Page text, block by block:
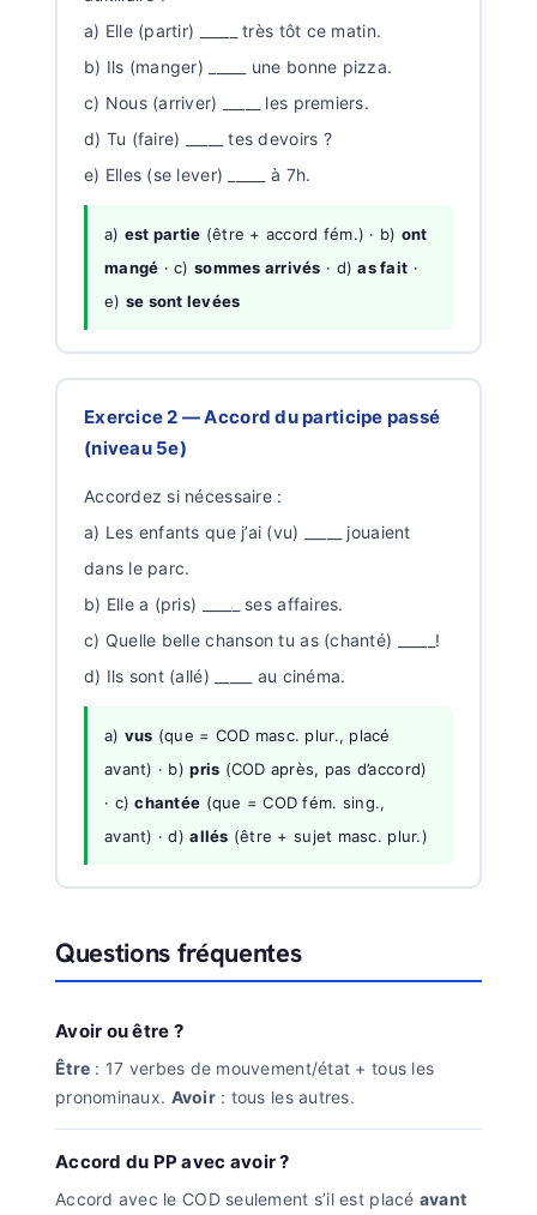
a) Elle (partir) _____ très tôt ce matin.
b) Ils (manger) _____ une bonne pizza.
c) Nous (arriver) _____ les premiers.
d) Tu (faire) _____ tes devoirs ?
e) Elles (se lever) _____ à 7h.
a) est partie (être + accord fém.) · b) ont
mangé · c) sommes arrivés · d)as fait ·
e) se sont levées
Exercice 2 — Accord du participe passé
(niveau 5e)
Accordez si nécessaire :
a) Les enfants que j’ai (vu) _____ jouaient
dans le parc.
b) Elle a (pris) _____ ses affaires.
c) Quelle belle chanson tu as (chanté) _____!
d) Ils sont (allé) _____ au cinéma.
a) vus (que = COD masc. plur., placé
avant) · b)pris (COD après, pas d’accord)
· c)chantée (que = COD fém. sing.,
avant) · d)allés (être + sujet masc. plur.)
Questions fréquentes
Avoir ou être ?
Être : 17 verbes de mouvement/état + tous les
pronominaux. Avoir: tous les autres.
Accord du PP avec avoir ?
Accord avec le COD seulement s’il est placé avant